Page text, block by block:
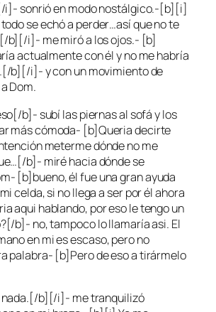
sonrió en modo nostálgico.-[b][i]
se echó a perder…así que no te
b][/i]- me miró a los ojos.- [b]
actualmente con él y no me habría
b][/i]- y con un movimiento de
Dom.
b]- subí las piernas al sofá y los
más cómoda- [b]Queria decirte
meterme dónde no me
b]- miré hacia dónde se
[b]bueno, él fue una gran ayuda
celda, si no llega a ser por él ahora
aqui hablando, por eso le tengo un
b]- no, tampoco lo llamaría asi. El
en mi es escaso, pero no
palabra- [b]Pero de eso a tirármelo
b][/i]- me tranquilizó